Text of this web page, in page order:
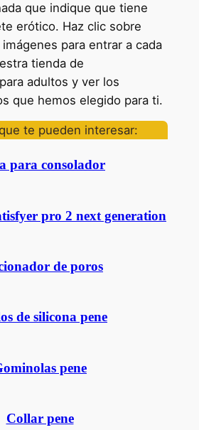
que indique que tiene
erótico. Haz clic sobre
para entrar a cada
tienda de
adultos y ver los
que hemos elegido para ti.
te pueden interesar:
para consolador
pro 2 next generation
de poros
de silicona pene
pene
Collar pene